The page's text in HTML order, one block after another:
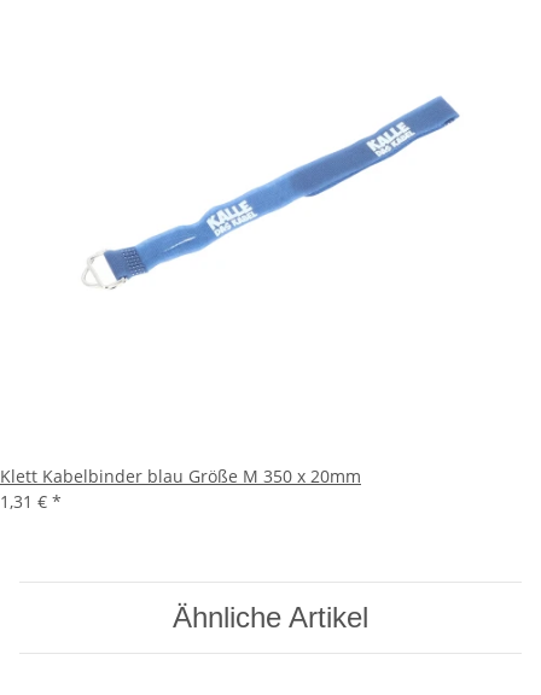
Klett Kabelbinder blau Größe M 350 x 20mm
1,31 € *
Ähnliche Artikel